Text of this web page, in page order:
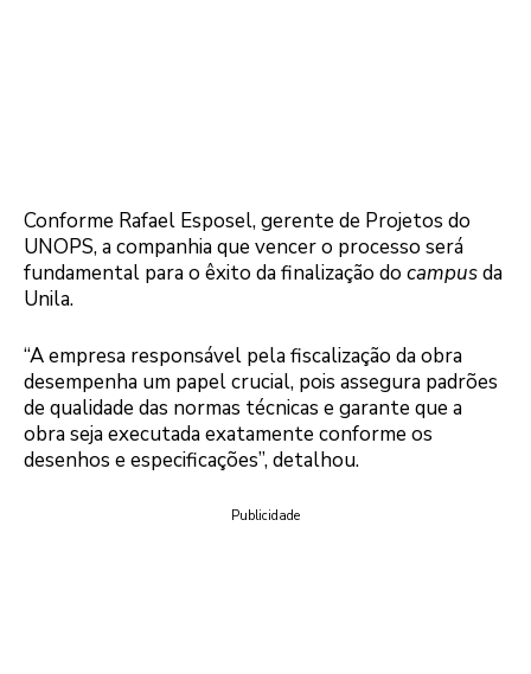
Conforme Rafael Esposel, gerente de Projetos do
UNOPS, a companhia que vencer o processo será
fundamental para o êxito da finalização do campusda
Unila.
“A empresa responsável pela fiscalização da obra
desempenha um papel crucial, pois assegura padrões
de qualidade das normas técnicas e garante que a
obra seja executada exatamente conforme os
desenhos e especificações”, detalhou.
Publicidade